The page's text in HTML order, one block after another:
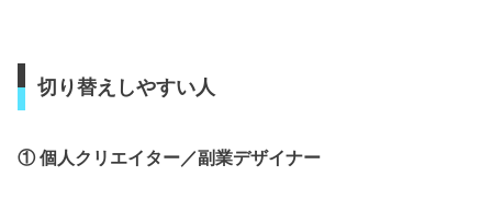
切り替えしやすい人
① 個人クリエイター／副業デザイナー